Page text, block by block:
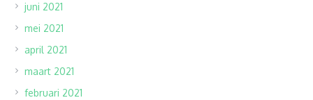
juni 2021
mei 2021
april 2021
maart 2021
februari 2021